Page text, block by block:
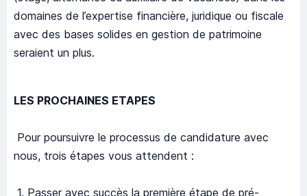
domaines de l’expertise financière, juridique ou fiscale
avec des bases solides en gestion de patrimoine
seraient un plus.
LES PROCHAINES ETAPES
Pour poursuivre le processus de candidature avec
nous, trois étapes vous attendent :
1. Passer avec succès la première étape de pré-